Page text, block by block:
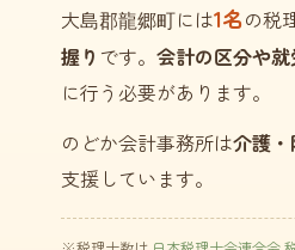
大島郡龍郷町には1名の税
握り です。 会計の区分や
に行う必要があります。
のどか会計事務所は介護
支援しています。